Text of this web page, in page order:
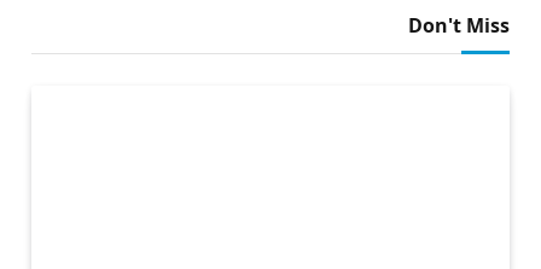
Don't Miss